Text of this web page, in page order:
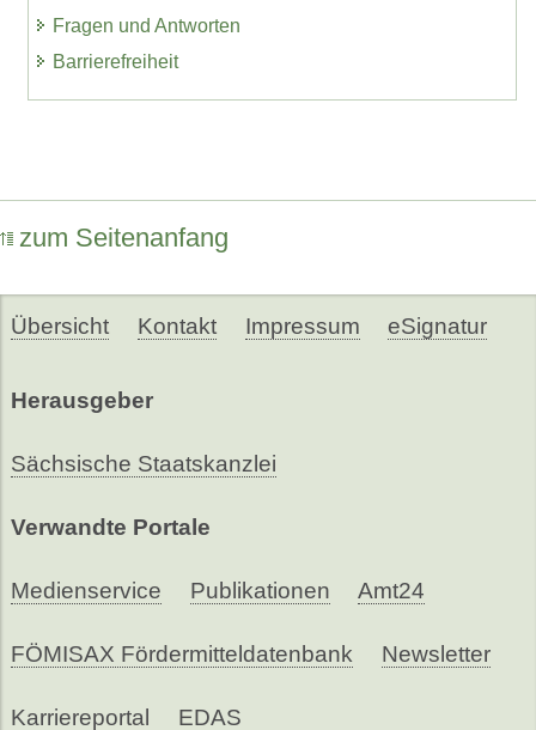
Fragen und Antworten
Barrierefreiheit
zum Seitenanfang
Übersicht Kontakt Impressum eSignatur
Herausgeber
Sächsische Staatskanzlei
Verwandte Portale
Medienservice Publikationen Amt24
FÖMISAX Fördermitteldatenbank Newsletter
Karriereportal EDAS